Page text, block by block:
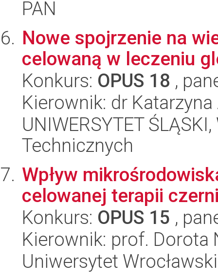
PAN
Nowe spojrzenie na
celowaną w leczeniu
Konkurs: OPUS 18 ,
Kierownik: dr
UNIWERSYTET
Technicznych
Wpływ
celowanej terapii
Konkurs: OPUS 15 ,
Kierownik: prof. Dorota
Uniwersytet